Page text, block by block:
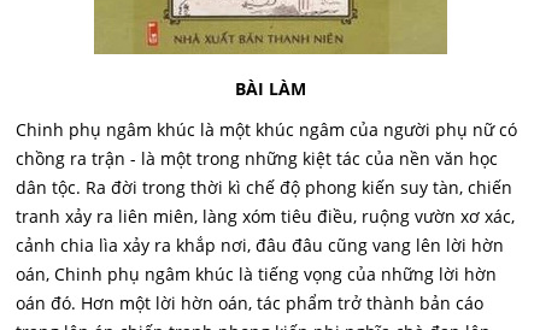
BÀI LÀM
Chinh phụ ngâm khúc là một khúc ngâm của người phụ nữ có
chồng ra trận - là một trong những kiệt tác của nền văn học
dân tộc. Ra đời trong thời kì chế độ phong kiến suy tàn, chiến
tranh xảy ra liên miên, làng xóm tiêu điều, ruộng vườn xơ xác,
cảnh chia lìa xảy ra khắp nơi, đâu đâu cũng vang lên lời hờn
oán, Chinh phụ ngâm khúc là tiếng vọng của những lời hờn
oán đó. Hơn một lời hờn oán, tác phẩm trở thành bản cáo